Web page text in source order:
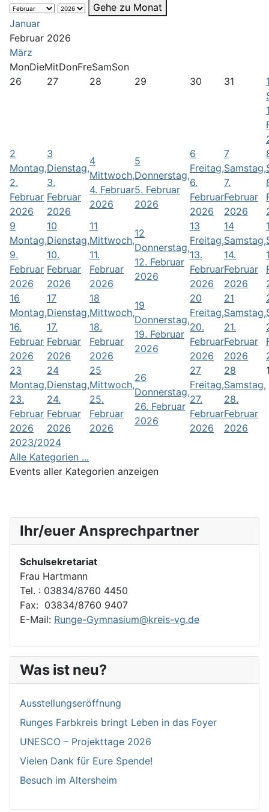
Gehe zu Monat
Januar
Februar 2026
März
MonDieMitDonFreSamSon
26
27 28 29 30 31
2
Montag,
2.
Februar
2026
3
Dienstag,
3.
Februar
2026
4
Mittwoch,
4. Februar
2026
5
Donnerstag,
5. Februar
2026
6
Freitag,
6.
Februar
2026
7
Samstag,
7.
Februar
2026
9
Montag,
9.
Februar
2026
10
Dienstag,
10.
Februar
2026
11
Mittwoch,
11.
Februar
2026
12
Donnerstag,
12. Februar
2026
13
Freitag,
13.
Februar
2026
14
Samstag,
14.
Februar
2026
16
Montag,
16.
Februar
2026
17
Dienstag,
17.
Februar
2026
18
Mittwoch,
18.
Februar
2026
19
Donnerstag,
19. Februar
2026
20
Freitag,
20.
Februar
2026
21
Samstag,
21.
Februar
2026
23
Montag,
23.
Februar
2026
24
Dienstag,
24.
Februar
2026
25
Mittwoch,
25.
Februar
2026
26
Donnerstag,
26. Februar
2026
27
Freitag,
27.
Februar
2026
28
Samstag,
28.
Februar
2026
2023/2024
Alle Kategorien ...
Events aller Kategorien anzeigen
Ihr/euer Ansprechpartner
Schulsekretariat
Frau Hartmann
Tel. : 03834/8760 4450
Fax: 03834/8760 9407
E-Mail: Runge-Gymnasium@kreis-vg.de
Was ist neu?
Ausstellungseröffnung
Runges Farbkreis bringt Leben in das Foyer
UNESCO – Projekttage 2026
Vielen Dank für Eure Spende!
Besuch im Altersheim